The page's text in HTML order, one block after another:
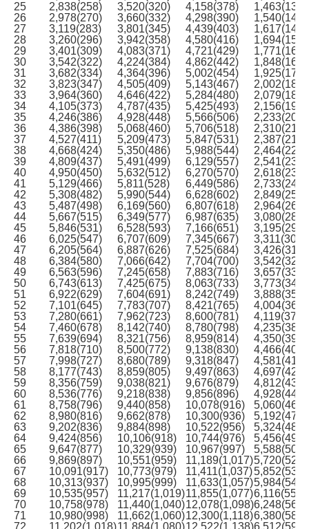
25
2,838(258) 3,520(320) 4,158(378)
1,463(133)
26
2,978(270) 3,660(332) 4,298(390)
1,540(140)
27
3,119(283) 3,801(345) 4,439(403)
1,617(147)
28
3,260(296) 3,942(358) 4,580(416)
1,694(154)
29
3,401(309) 4,083(371) 4,721(429)
1,771(161)
30
3,542(322) 4,224(384) 4,862(442)
1,848(168)
31
3,682(334) 4,364(396) 5,002(454)
1,925(175)
32
3,823(347) 4,505(409) 5,143(467)
2,002(182)
33
3,964(360) 4,646(422) 5,284(480)
2,079(189)
34
4,105(373) 4,787(435) 5,425(493)
2,156(196)
35
4,246(386) 4,928(448) 5,566(506)
2,233(203)
36
4,386(398) 5,068(460) 5,706(518)
2,310(210)
37
4,527(411) 5,209(473) 5,847(531)
2,387(217)
38
4,668(424) 5,350(486) 5,988(544)
2,464(224)
39
4,809(437) 5,491(499) 6,129(557)
2,541(231)
40
4,950(450) 5,632(512) 6,270(570)
2,618(238)
41
5,129(466) 5,811(528) 6,449(586)
2,733(248)
42
5,308(482) 5,990(544) 6,628(602)
2,849(259)
43
5,487(498) 6,169(560) 6,807(618)
2,964(269)
44
5,667(515) 6,349(577) 6,987(635)
3,080(280)
45
5,846(531) 6,528(593) 7,166(651)
3,195(290)
46
6,025(547) 6,707(609) 7,345(667)
3,311(301)
47
6,205(564) 6,887(626) 7,525(684)
3,426(311)
48
6,384(580) 7,066(642) 7,704(700)
3,542(322)
49
6,563(596) 7,245(658) 7,883(716)
3,657(332)
50
6,743(613) 7,425(675) 8,063(733)
3,773(343)
51
6,922(629) 7,604(691) 8,242(749)
3,888(353)
52
7,101(645) 7,783(707) 8,421(765)
4,004(364)
53
7,280(661) 7,962(723) 8,600(781)
4,119(374)
54
7,460(678) 8,142(740) 8,780(798)
4,235(385)
55
7,639(694) 8,321(756) 8,959(814)
4,350(395)
56
7,818(710) 8,500(772) 9,138(830)
4,466(406)
57
7,998(727) 8,680(789) 9,318(847)
4,581(416)
58
8,177(743) 8,859(805) 9,497(863)
4,697(427)
59
8,356(759) 9,038(821) 9,676(879)
4,812(437)
60
8,536(776) 9,218(838) 9,856(896)
4,928(448)
61
8,758(796) 9,440(858) 10,078(916)
5,060(460)
62
8,980(816) 9,662(878) 10,300(936)
5,192(472)
63
9,202(836) 9,884(898) 10,522(956)
5,324(484)
64
9,424(856) 10,106(918) 10,744(976)
5,456(496)
65
9,647(877) 10,329(939) 10,967(997)
5,588(508)
66
9,869(897) 10,551(959) 11,189(1,017)5,720(520)
67
10,091(917) 10,773(979) 11,411(1,037)5,852(532)
68
10,313(937) 10,995(999) 11,633(1,057)5,984(544)
69
10,535(957) 11,217(1,019)11,855(1,077)6,116(556)
70
10,758(978) 11,440(1,040)12,078(1,098)6,248(568)
71
10,980(998) 11,662(1,060)12,300(1,118)6,380(580)